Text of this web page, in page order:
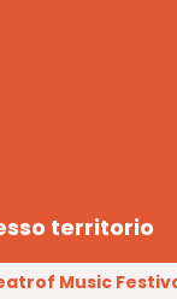
territorio
Music